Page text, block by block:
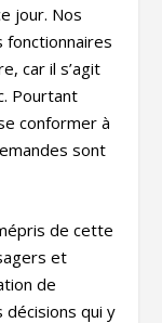
jour. Nos
car il s’agit
Pourtant
conformer à
sont
de cette
et
de
décisions qui y